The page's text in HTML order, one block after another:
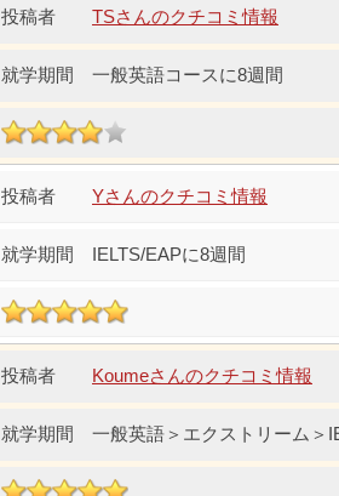
TSさんのクチコミ情報
一般英語コースに8週間
Yさんのクチコミ情報
IELTS/EAPに8週間
Koumeさんのクチコミ情報
一般英語＞エクストリーム＞